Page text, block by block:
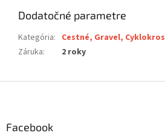
Dodatočné parametre
Kategória: Cestné, Gravel, Cyklokros
Záruka: 2 roky
Facebook